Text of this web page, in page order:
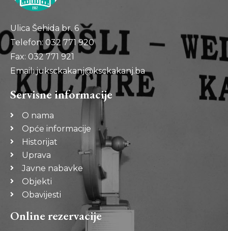
Ulica Šehida br. 6
Telefon: 032 771 920
Fax: 032 771 921
Email: juksckakanj@ksckakanj.ba
Servisne informacije
O nama
Opće informacije
Historijat
Uprava
Javne nabavke
Objekti
Obavijesti
Online rezervacije